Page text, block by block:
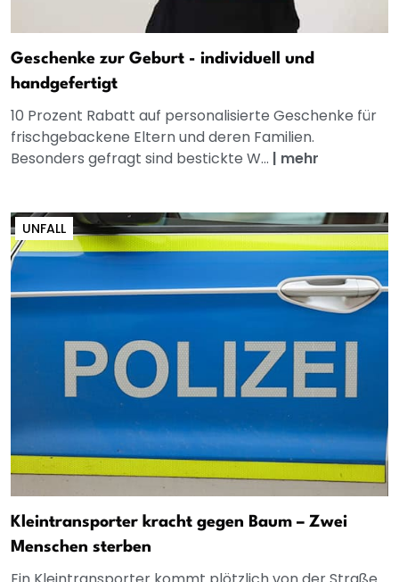
Geschenke zur Geburt - individuell und
handgefertigt
10 Prozent Rabatt auf personalisierte Geschenke für
frischgebackene Eltern und deren Familien.
Besonders gefragt sind bestickte W... | mehr
UNFALL
Kleintransporter kracht gegen Baum – Zwei
Menschen sterben